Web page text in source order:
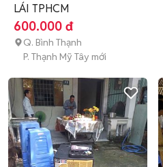
LÁI TPHCM
600.000 đ
Q. Bình Thạnh
P. Thạnh Mỹ Tây mới